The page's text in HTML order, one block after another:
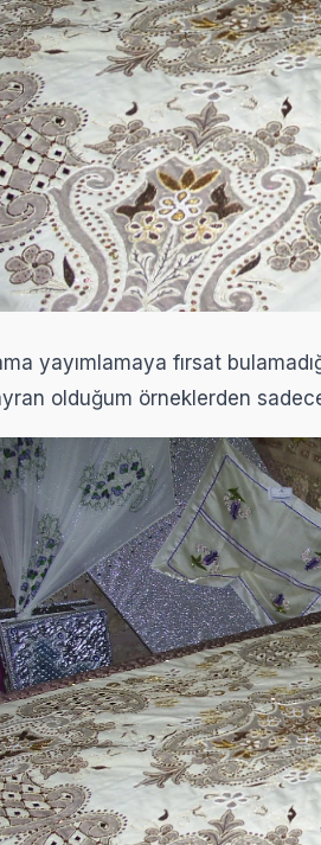
yayımlamaya fırsat
olduğum örneklerden sadece